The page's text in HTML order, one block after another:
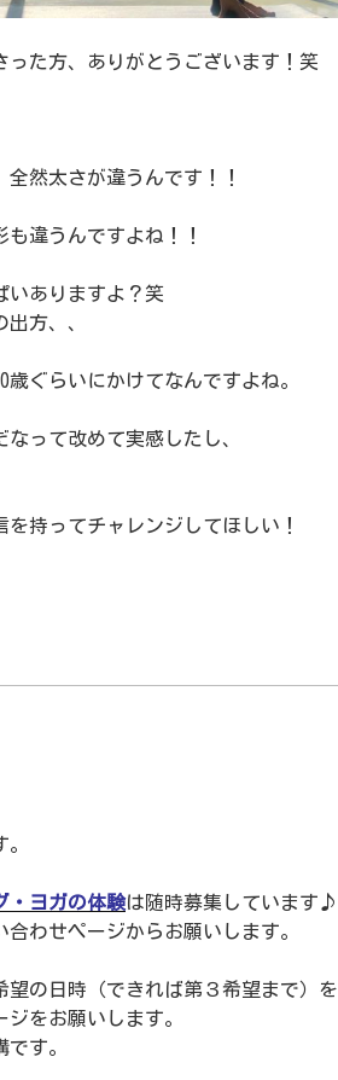
った方、ありがとうございます！笑
然太さが違うんです！！
違うんですよね！！
いありますよ？笑
方、、
ぐらいにかけてなんですよね。
って改めて実感したし、
持ってチャレンジしてほしい！
・ヨガの体験は随時募集しています♪
わせページからお願いします。
望の日時（できれば第３希望まで）を
をお願いします。
す。